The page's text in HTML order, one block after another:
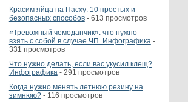
Красим яйца на Пасху: 10 простых и
безопасных способов- 613 просмотров
«Тревожный чемоданчик»: что нужно
взять с собой в случае ЧП. Инфографика-
331 просмотров
Что нужно делать, если вас укусил клещ?
Инфографика- 291 просмотров
Когда нужно менять летнюю резину на
зимнюю?- 116 просмотров